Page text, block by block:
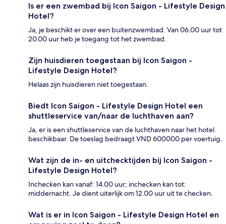
Is er een zwembad bij Icon Saigon - Lifestyle Design
Hotel?
Ja, je beschikt er over een buitenzwembad. Van 06.00 uur tot
20.00 uur heb je toegang tot het zwembad.
Zijn huisdieren toegestaan bij Icon Saigon -
Lifestyle Design Hotel?
Helaas zijn huisdieren niet toegestaan.
Biedt Icon Saigon - Lifestyle Design Hotel een
shuttleservice van/naar de luchthaven aan?
Ja, er is een shuttleservice van de luchthaven naar het hotel
beschikbaar. De toeslag bedraagt VND 600000 per voertuig.
Wat zijn de in- en uitchecktijden bij Icon Saigon -
Lifestyle Design Hotel?
Inchecken kan vanaf: 14.00 uur; inchecken kan tot:
middernacht. Je dient uiterlijk om 12.00 uur uit te checken.
Wat is er in Icon Saigon - Lifestyle Design Hotel en